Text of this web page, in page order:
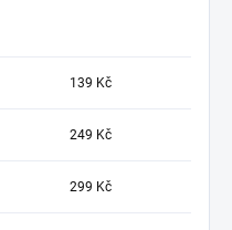
139 Kč
249 Kč
299 Kč